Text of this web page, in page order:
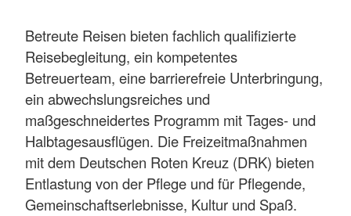
Betreute Reisen bieten fachlich qualifizierte
Reisebegleitung, ein kompetentes
Betreuerteam, eine barrierefreie Unterbringung,
ein abwechslungsreiches und
maßgeschneidertes Programm mit Tages- und
Halbtagesausflügen. Die Freizeitmaßnahmen
mit dem Deutschen Roten Kreuz (DRK) bieten
Entlastung von der Pflege und für Pflegende,
Gemeinschaftserlebnisse, Kultur und Spaß.